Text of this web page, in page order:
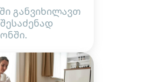
განვიხილავთ